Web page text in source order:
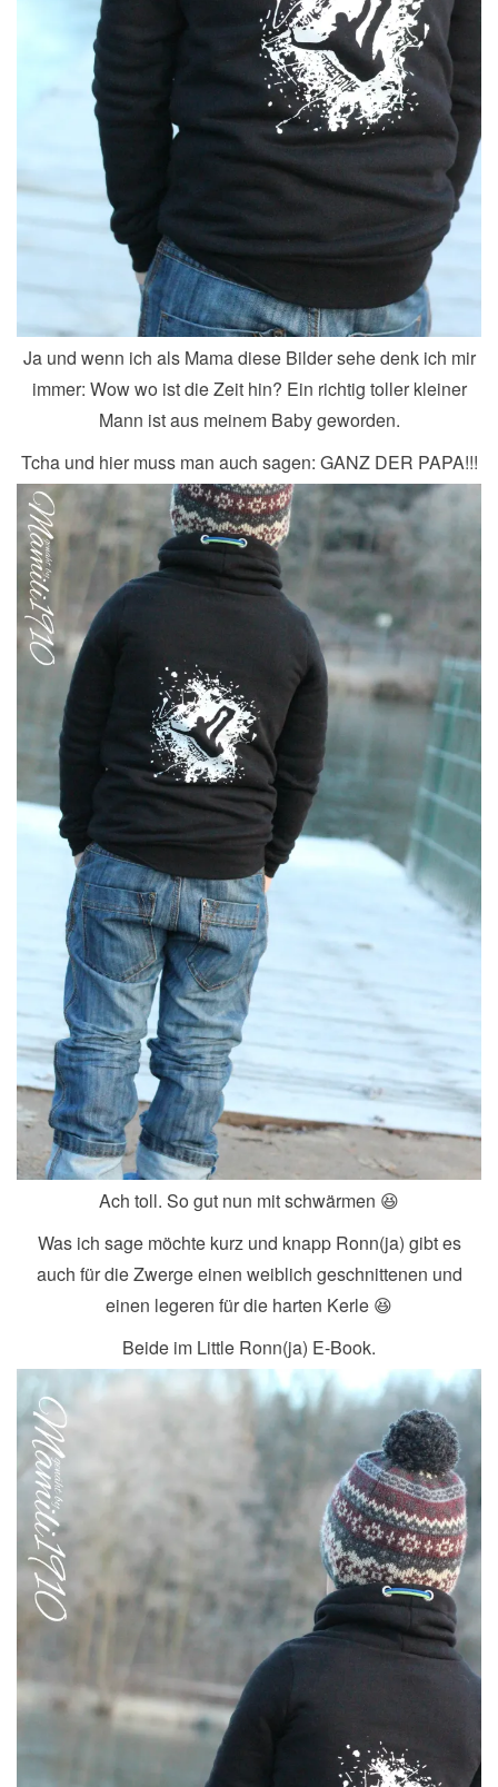
Ja und wenn ich als Mama diese Bilder sehe denk ich mir
immer: Wow wo ist die Zeit hin? Ein richtig toller kleiner
Mann ist aus meinem Baby geworden.
Tcha und hier muss man auch sagen: GANZ DER PAPA!!!
Ach toll. So gut nun mit schwärmen 😆
Was ich sage möchte kurz und knapp Ronn(ja) gibt es
auch für die Zwerge einen weiblich geschnittenen und
einen legeren für die harten Kerle 😆
Beide im Little Ronn(ja) E-Book.